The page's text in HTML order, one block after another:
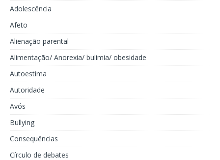
Adolescência
Afeto
Alienação parental
Alimentação/ Anorexia/ bulimia/ obesidade
Autoestima
Autoridade
Avós
Bullying
Consequências
Círculo de debates